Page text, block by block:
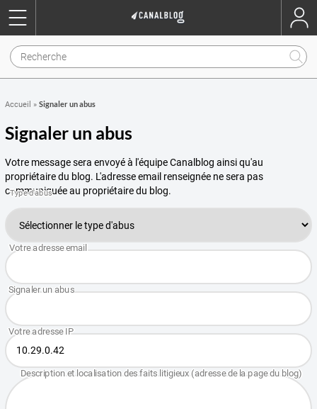
Accueil » Signaler un abus
Signaler un abus
Votre message sera envoyé à l'équipe Canalblog ainsi qu'au
propriétaire du blog. L'adresse email renseignée ne sera pas
communiquée au propriétaire du blog.